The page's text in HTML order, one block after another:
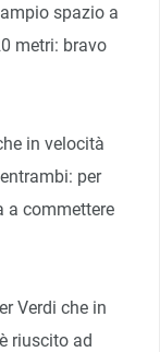
spazio a
metri: bravo
in velocità
per
a commettere
Verdi che in
riuscito ad